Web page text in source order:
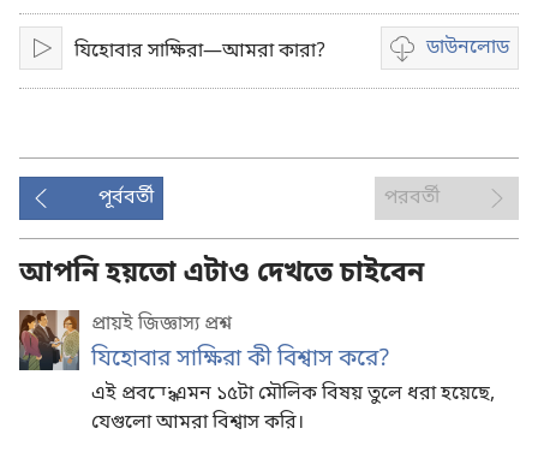
করুন
চালানযিহোবার সাক্ষিরা—আমরা কারা? ডাউনলোড
ভিডিও
রেকর্ডিং
অপশন
পূর্ববর্তী পরবর্তী
আপনি হয়তো এটাও দেখতে চাইবেন
প্রায়ই জিজ্ঞাস্য প্রশ্ন
যিহোবার সাক্ষিরা কী বিশ্বাস করে?
এই প্রবন্ধে এমন ১৫টা মৌলিক বিষয় তুলে ধরা হয়েছে,
যেগুলো আমরা বিশ্বাস করি।